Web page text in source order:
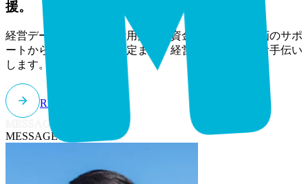
援。
経営データの可視化と活用支援。資金調達・事業計画のサポ
ートから、予算・計画策定まで、経営基盤の強化をお手伝い
します。
READ MORE
MESSAGE
MESSAGE